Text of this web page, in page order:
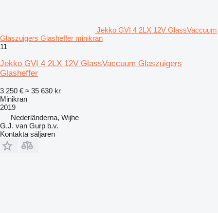
Jekko GVI 4 2LX 12V GlassVaccuum
Glaszuigers Glasheffer minikran
11
Jekko GVI 4 2LX 12V GlassVaccuum Glaszuigers
Glasheffer
3 250 € ≈ 35 630 kr
Minikran
2019
Nederländerna, Wijhe
G.J. van Gurp b.v.
Kontakta säljaren